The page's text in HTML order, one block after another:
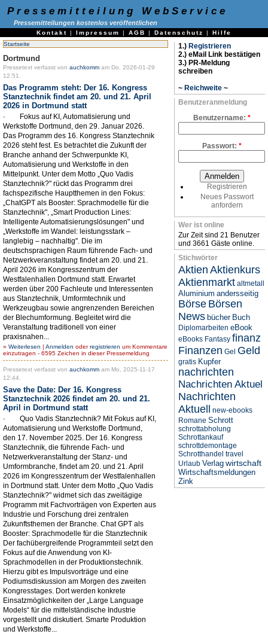
Pressemitteilung WebService
Pressemitteilungen kostenlos veröffentlichen
Kontakt | Impressum | AGB | Datenschutz | Hilfe
Startseite
Dortmund
Pressetext verfasst von auchkomm am Do, 2026-01-29
12:51.
Das Programm steht: Der 16. Kongress
Stanztechnik findet am 20. und 21. April
2026 in Dortmund statt
· Fokus auf KI, Automatisierung und
Werkstoffe Dortmund, den 29. Januar 2026.
Das Programm des 16. Kongress Stanztechnik
2026 steht fest. Es betrachtet die Zukunft der
Branche anhand der Schwerpunkte KI,
Automatisierung und Werkstoffe in den
Mittelpunkt. Unter dem Motto „Quo Vadis
Stanztechnik?" rückt das Programm drei
fachspezifische Hauptthemen in den Fokus:
„ChatGPT als Booster: Sprachmodelle für die
Stanztechnik", „Smart Production Lines:
Intelligente Automatisierungslösungen" und
„Werkstoffe im Wandel: leistungsstark –
langlebig – nachhaltig". Die im
deutschsprachigen Raum führende Fach- und
Netzwerkveranstaltung findet am 20. und 21.
April 2026 im Kongresszentrum der
Westfalenhallen Dortmund statt. Erwartet
werden über 200 Fachleute und Interessenten
aus Stanztechnik, Umformtechnik und
Werkzeugbau sowie angrenzenden Bereichen
der Blechumformung. Begleitet wird die
Veranstaltung traditionell von einer
praxisnahen...
» Weiterlesen | Anmelden oderregistrieren um Kommentare
einzutragen - 6595 Zeichen in dieser Pressemeldung
Pressetext verfasst von auchkomm am Mo, 2025-11-17
12:44.
Save the Date: Der 16. Kongress
Stanztechnik 2026 findet am 20. und 21.
April in Dortmund statt
· Quo Vadis Stanztechnik? Mit Fokus auf KI,
Automatisierung und Werkstoffe Dortmund,
den 17. November 2025. Der 16. Kongress
Stanztechnik, die führende Fach- und
Netzwerkveranstaltung der Stanz- und
Umformbranche, findet am 20. und 21. April
2026 im Kongresszentrum der Westfalenhallen
in Dortmund statt. Unter dem Motto „Quo Vadis
Stanztechnik?" widmet sich das zweitägige
Programm mit Fachvorträgen von Experten aus
Industrie und Forschung drei zentralen
Zukunftsthemen der Branche. Chat GPT als
Booster: Sprachmodelle für die Stanztechnik
Der fachübergreifende Programmteil setzt den
Fokus auf die Anwendung von KI-
Sprachmodellen in der Produktionstechnik.
Hierzu gibt es Impulsvorträge und eine
Podiumsdiskussion am Morgen des zweiten
Kongresstages. Dort werden konkrete
Einsatzmöglichkeiten der „Large Language
Models“ für die mittelständische Industrie
vorgestellt und diskutiert. Smarte Produktion
und Werkstoffe...
1.) Registrieren
2.) eMail Link bestätigen
3.) PR-Meldung
schreiben
~ Reichweite ~
Benutzeranmeldung
Benutzername: *
Passwort: *
Registrieren
Neues Passwort
anfordern
Wer ist online
Zur Zeit sind 21 Benutzer
und 3661 Gäste online.
Stichwörter
Aktien Aktienkurs
Aktienmarkt altmetall
Aluminium andersseitig
Börse Börsen
News bücher Buch
Diplomarbeiten eBook
eBooks Fantasy finanz
Finanzen Gel Geld
gratis Kupfer
nachrichten
Nachrichten Aktuel
Nachrichten
Aktuell
new-ebooks
Romane Schrott
schrottabholung
Schrottankauf
schrottdemontage
Schrotthandel travel
Urlaub Verlag wirtschaft
Wirtschaftsmeldungen
Zink